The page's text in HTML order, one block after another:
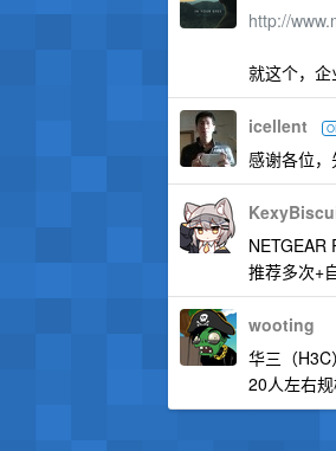
http://
就这个，企
icellent
感谢各位
NETGEAR
推荐多次+
wooting
华三（
20人左右